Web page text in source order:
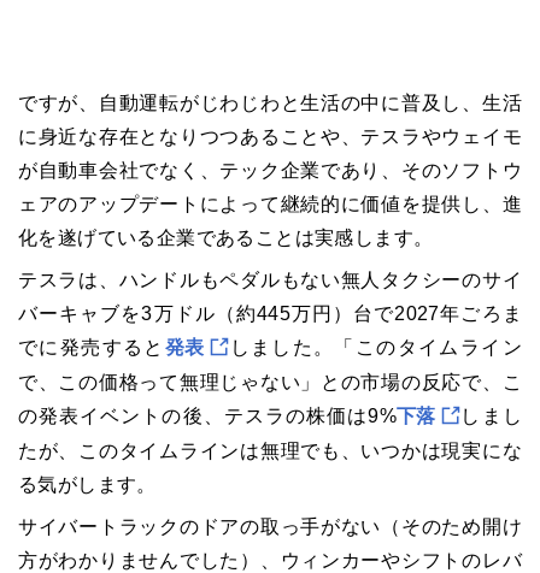
ですが、自動運転がじわじわと生活の中に普及し、生活
に身近な存在となりつつあることや、テスラやウェイモ
が自動車会社でなく、テック企業であり、そのソフトウ
ェアのアップデートによって継続的に価値を提供し、進
化を遂げている企業であることは実感します。
テスラは、ハンドルもペダルもない無人タクシーのサイ
バーキャブを3万ドル（約445万円）台で2027年ごろま
でに発売すると 発表
しました。「このタイムライン
で、この価格って無理じゃない」との市場の反応で、こ
の発表イベントの後、テスラの株価は9%下落
しまし
たが、このタイムラインは無理でも、いつかは現実にな
る気がします。
サイバートラックのドアの取っ手がない（そのため開け
方がわかりませんでした）、ウィンカーやシフトのレバ